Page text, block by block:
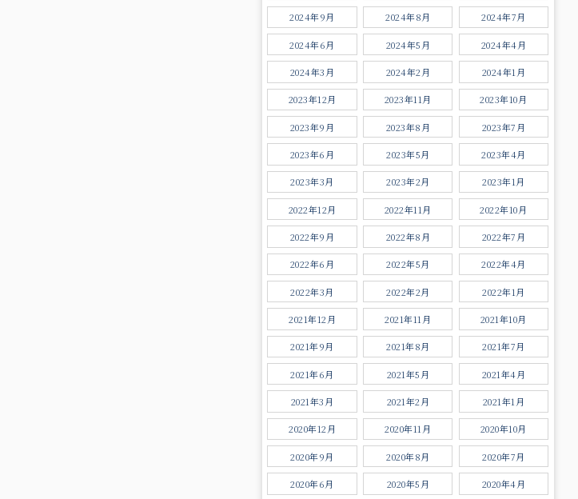
2024年9月 2024年8月 2024年7月
2024年6月 2024年5月 2024年4月
2024年3月 2024年2月 2024年1月
2023年12月 2023年11月 2023年10月
2023年9月 2023年8月 2023年7月
2023年6月 2023年5月 2023年4月
2023年3月 2023年2月 2023年1月
2022年12月 2022年11月 2022年10月
2022年9月 2022年8月 2022年7月
2022年6月 2022年5月 2022年4月
2022年3月 2022年2月 2022年1月
2021年12月 2021年11月 2021年10月
2021年9月 2021年8月 2021年7月
2021年6月 2021年5月 2021年4月
2021年3月 2021年2月 2021年1月
2020年12月 2020年11月 2020年10月
2020年9月 2020年8月 2020年7月
2020年6月 2020年5月 2020年4月